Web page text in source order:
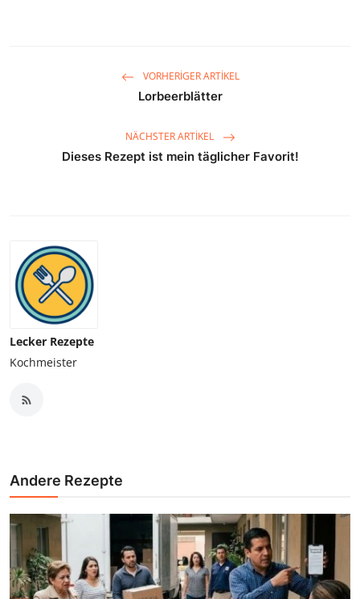
VORHERIGER ARTIKEL
Lorbeerblätter
NÄCHSTER ARTIKEL
Dieses Rezept ist mein täglicher Favorit!
Lecker Rezepte
Kochmeister
Andere Rezepte